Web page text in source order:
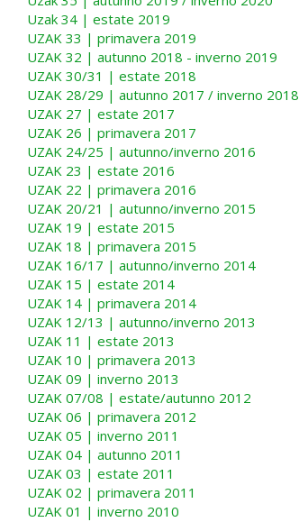
Uzak 34 | estate 2019
UZAK 33 | primavera 2019
UZAK 32 | autunno 2018 - inverno 2019
UZAK 30/31 | estate 2018
UZAK 28/29 | autunno 2017 / inverno 2018
UZAK 27 | estate 2017
UZAK 26 | primavera 2017
UZAK 24/25 | autunno/inverno 2016
UZAK 23 | estate 2016
UZAK 22 | primavera 2016
UZAK 20/21 | autunno/inverno 2015
UZAK 19 | estate 2015
UZAK 18 | primavera 2015
UZAK 16/17 | autunno/inverno 2014
UZAK 15 | estate 2014
UZAK 14 | primavera 2014
UZAK 12/13 | autunno/inverno 2013
UZAK 11 | estate 2013
UZAK 10 | primavera 2013
UZAK 09 | inverno 2013
UZAK 07/08 | estate/autunno 2012
UZAK 06 | primavera 2012
UZAK 05 | inverno 2011
UZAK 04 | autunno 2011
UZAK 03 | estate 2011
UZAK 02 | primavera 2011
UZAK 01 | inverno 2010